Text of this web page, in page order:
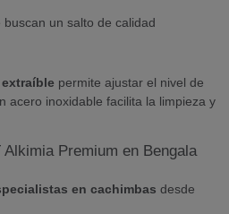
un salto de calidad
permite ajustar el nivel de
acero inoxidable facilita la limpieza y
Premium en Bengala
en cachimbas desde